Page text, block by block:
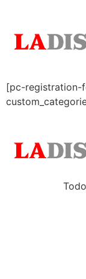
[pc-registration-